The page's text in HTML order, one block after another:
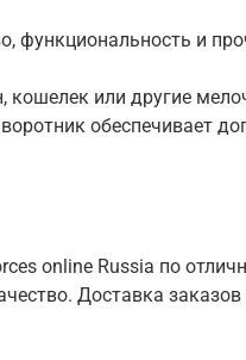
функциональность и
или другие
обеспечивает
online Russia по
Доставка заказов